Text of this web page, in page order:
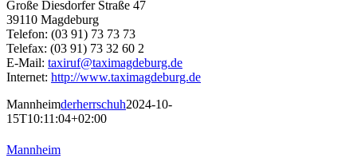
Große Diesdorfer Straße 47
39110 Magdeburg
Telefon: (03 91) 73 73 73
Telefax: (03 91) 73 32 60 2
E-Mail: taxiruf@taximagdeburg.de
Internet: http://www.taximagdeburg.de
Mannheimderherrschuh2024-10-
15T10:11:04+02:00
Mannheim